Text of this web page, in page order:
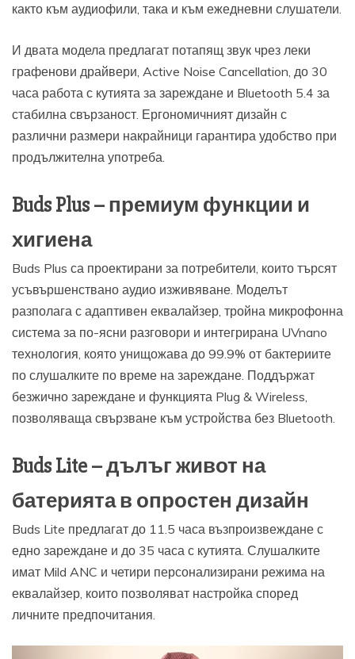
както към аудиофили, така и към ежедневни слушатели.
И двата модела предлагат потапящ звук чрез леки
графенови драйвери, Active Noise Cancellation, до 30
часа работа с кутията за зареждане и Bluetooth 5.4 за
стабилна свързаност. Ергономичният дизайн с
различни размери накрайници гарантира удобство при
продължителна употреба.
Buds Plus – премиум функции и
хигиена
Buds Plus са проектирани за потребители, които търсят
усъвършенствано аудио изживяване. Моделът
разполага с адаптивен еквалайзер, тройна микрофонна
система за по-ясни разговори и интегрирана UVnano
технология, която унищожава до 99.9% от бактериите
по слушалките по време на зареждане. Поддържат
безжично зареждане и функцията Plug & Wireless,
позволяваща свързване към устройства без Bluetooth.
Buds Lite – дълъг живот на
батерията в опростен дизайн
Buds Lite предлагат до 11.5 часа възпроизвеждане с
едно зареждане и до 35 часа с кутията. Слушалките
имат Mild ANC и четири персонализирани режима на
еквалайзер, които позволяват настройка според
личните предпочитания.